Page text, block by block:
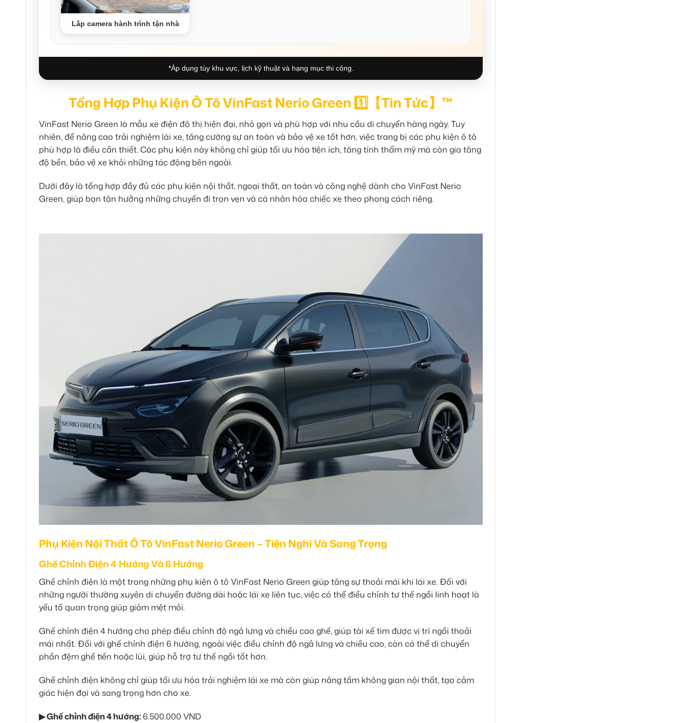
Lắp camera hành trình tận nhà
*Áp dụng tùy khu vực, lịch kỹ thuật và hạng mục thi công.
Tổng Hợp Phụ Kiện Ô Tô VinFast Nerio Green 1️⃣【Tin Tức】™
VinFast Nerio Green là mẫu xe điện đô thị hiện đại, nhỏ gọn và phù hợp với nhu cầu di chuyển hàng ngày. Tuy
nhiên, để nâng cao trải nghiệm lái xe, tăng cường sự an toàn và bảo vệ xe tốt hơn, việc trang bị các phụ kiện ô tô
phù hợp là điều cần thiết. Các phụ kiện này không chỉ giúp tối ưu hóa tiện ích, tăng tính thẩm mỹ mà còn gia tăng
độ bền, bảo vệ xe khỏi những tác động bên ngoài.
Dưới đây là tổng hợp đầy đủ các phụ kiện nội thất, ngoại thất, an toàn và công nghệ dành cho VinFast Nerio
Green, giúp bạn tận hưởng những chuyến đi trọn vẹn và cá nhân hóa chiếc xe theo phong cách riêng.
Phụ Kiện Nội Thất Ô Tô VinFast Nerio Green – Tiện Nghi Và Sang Trọng
Ghế Chỉnh Điện 4 Hướng Và 6 Hướng
Ghế chỉnh điện là một trong những phụ kiện ô tô VinFast Nerio Green giúp tăng sự thoải mái khi lái xe. Đối với
những người thường xuyên di chuyển đường dài hoặc lái xe liên tục, việc có thể điều chỉnh tư thế ngồi linh hoạt là
yếu tố quan trọng giúp giảm mệt mỏi.
Ghế chỉnh điện 4 hướng cho phép điều chỉnh độ ngả lưng và chiều cao ghế, giúp tài xế tìm được vị trí ngồi thoải
mái nhất. Đối với ghế chỉnh điện 6 hướng, ngoài việc điều chỉnh độ ngả lưng và chiều cao, còn có thể di chuyển
phần đệm ghế tiến hoặc lùi, giúp hỗ trợ tư thế ngồi tốt hơn.
Ghế chỉnh điện không chỉ giúp tối ưu hóa trải nghiệm lái xe mà còn giúp nâng tầm không gian nội thất, tạo cảm
giác hiện đại và sang trọng hơn cho xe.
▶ Ghế chỉnh điện 4 hướng: 6.500.000 VND